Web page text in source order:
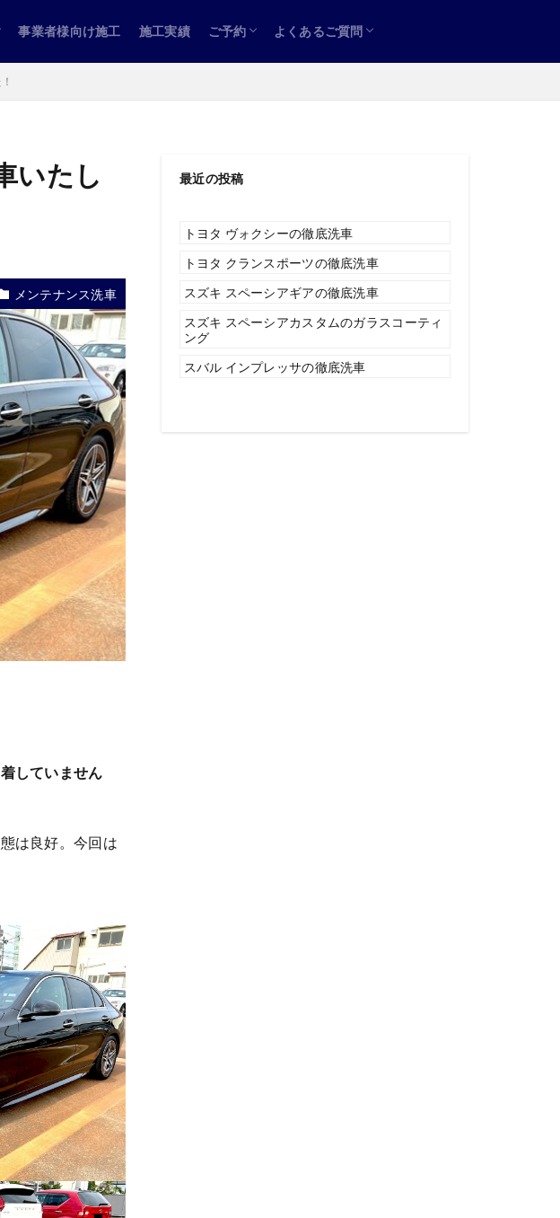
事業者様向け施工 施工実績 ご予約 よくあるご質問
いたし
メンテナンス洗車
していません
は良好。今回は
最近の投稿
トヨタ ヴォクシーの徹底洗車
トヨタ クランスポーツの徹底洗車
スズキ スペーシアギアの徹底洗車
スズキ スペーシアカスタムのガラスコーティ
ング
スバル インプレッサの徹底洗車